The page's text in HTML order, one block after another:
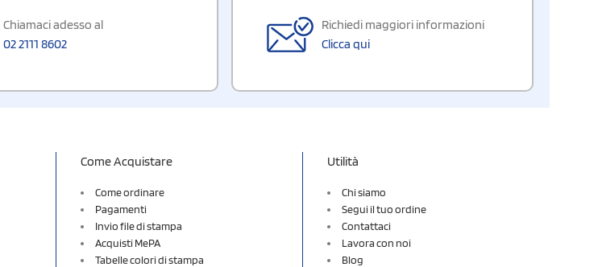
Chiamaci adesso al
02 2111 8602
Richiedi maggiori informazioni
Clicca qui
Come Acquistare
Come ordinare
Pagamenti
Invio file di stampa
Acquisti MePA
Tabelle colori di stampa
Utilità
Chi siamo
Segui il tuo ordine
Contattaci
Lavora con noi
Blog